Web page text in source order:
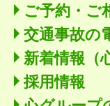
ご予約・ご
交通事故の
新着情報
採用情報